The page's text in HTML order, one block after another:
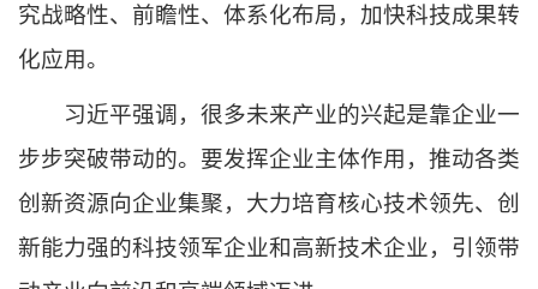
究战略性、前瞻性、体系化布局，加快科技成果转
化应用。
习近平强调，很多未来产业的兴起是靠企业一
步步突破带动的。要发挥企业主体作用，推动各类
创新资源向企业集聚，大力培育核心技术领先、创
新能力强的科技领军企业和高新技术企业，引领带